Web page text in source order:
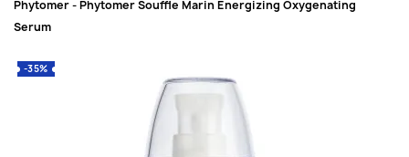
Phytomer-Phytomer Souffle Marin Energizing Oxygenating
Serum
-35%